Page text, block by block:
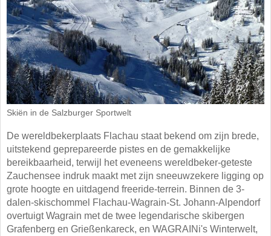
Skiën in de Salzburger Sportwelt
De wereldbekerplaats Flachau staat bekend om zijn brede,
uitstekend geprepareerde pistes en de gemakkelijke
bereikbaarheid, terwijl het eveneens wereldbeker-geteste
Zauchensee indruk maakt met zijn sneeuwzekere ligging op
grote hoogte en uitdagend freeride-terrein. Binnen de 3-
dalen-skischommel Flachau-Wagrain-St. Johann-Alpendorf
overtuigt Wagrain met de twee legendarische skibergen
Grafenberg en Grießenkareck, en WAGRAINi's Winterwelt,